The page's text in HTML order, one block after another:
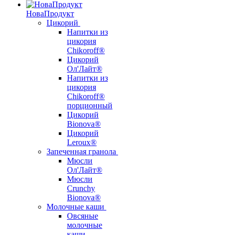
НоваПродукт
Цикорий
Напитки из
цикория
Chikoroff®
Цикорий
Ол'Лайт®
Напитки из
цикория
Chikoroff®
порционный
Цикорий
Bionova®
Цикорий
Leroux®
Запеченная гранола
Мюсли
Ол'Лайт®
Мюсли
Crunchy
Bionova®
Молочные каши
Овсяные
молочные